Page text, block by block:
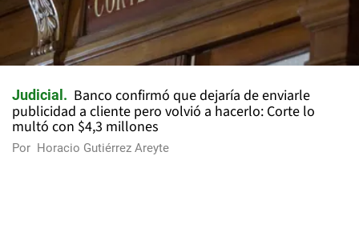
Judicial
Banco confirmó que dejaría de enviarle
publicidad a cliente pero volvió a hacerlo: Corte lo
multó con $4,3 millones
Por Horacio Gutiérrez Areyte